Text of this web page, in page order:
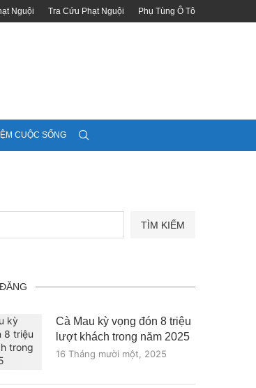
Nguội Tra Cứu Phạt Nguội Phụ Tùng Ô Tô
CUỘC SỐNG
TÌM KIẾM
Cà Mau kỳ vọng đón 8 triệu
lượt khách trong năm 2025
16 Tháng mười một, 2025